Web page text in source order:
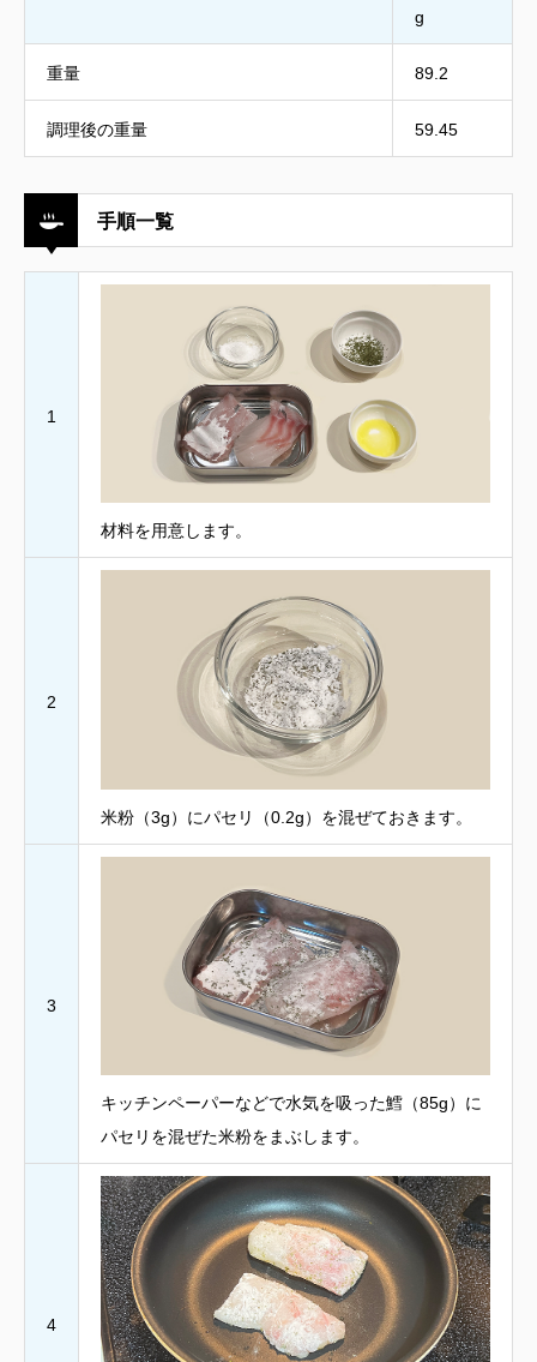
g
重量 89.2
調理後の重量 59.45
手順一覧
1
材料を用意します。
2
米粉（3g）にパセリ（0.2g）を混ぜておきます。
3
キッチンペーパーなどで水気を吸った鱈（85g）に
パセリを混ぜた米粉をまぶします。
4